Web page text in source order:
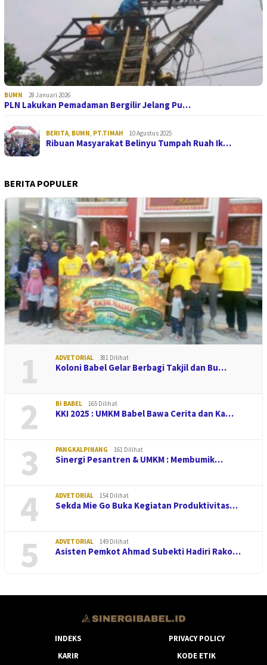
BUMN 28 Januari 2026
PLN Lakukan Pemadaman Bergilir Jelang Pu…
BERITA, BUMN, PT.TIMAH 10 Agustus 2025
Ribuan Masyarakat Belinyu Tumpah Ruah Ik…
BERITA POPULER
1 ADVETORIAL 381 Dilihat
Koloni Babel Gelar Berbagi Takjil dan Bu…
2 BI BABEL 165 Dilihat
KKI 2025 : UMKM Babel Bawa Cerita dan Ka…
3 PANGKALPINANG 161 Dilihat
Sinergi Pesantren & UMKM : Membumik…
4 ADVETORIAL 154 Dilihat
Sekda Mie Go Buka Kegiatan Produktivitas…
5 ADVETORIAL 149 Dilihat
Asisten Pemkot Ahmad Subekti Hadiri Rako…
INDEKS
PRIVACY POLICY
KARIR
KODE ETIK